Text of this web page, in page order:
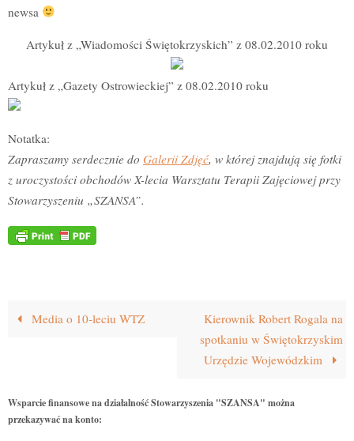
newsa
Artykuł z „Wiadomości Świętokrzyskich” z 08.02.2010 roku
Artykuł z „Gazety Ostrowieckiej” z 08.02.2010 roku
Notatka:
Zapraszamy serdecznie do Galerii Zdjęć, w której znajdują się fotki
z uroczystości obchodów X-lecia Warsztatu Terapii Zajęciowej przy
Stowarzyszeniu „SZANSA”.
Media o 10-leciu WTZ
Kierownik Robert Rogala na
spotkaniu w Świętokrzyskim
Urzędzie Wojewódzkim
Wsparcie finansowe na działalność Stowarzyszenia "SZANSA" można
przekazywać na konto: